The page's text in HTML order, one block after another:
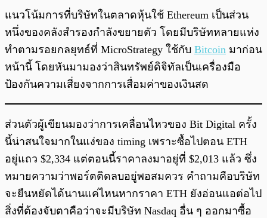
แนวโน้มการที่บริษัทในตลาดหุ้นใช้ Ethereum เป็นส่วน
หนึ่งของคลังสำรองกำลังขยายตัว โดยมีบริษัทหลายแห่ง
ทำตามรอยกลยุทธ์ที่ MicroStrategy ใช้กับ Bitcoin มาก่อน
หน้านี้ โดยหันมามองว่าสินทรัพย์ดิจิทัลเป็นเครื่องมือ
ป้องกันความเสี่ยงจากการเสื่อมค่าของเงินสด
ส่วนตัวผู้เขียนมองว่าการเคลื่อนไหวของ Bit Digital ครั้ง
นี้น่าสนใจมากในแง่ของ timing เพราะซื้อไปตอน ETH
อยู่แถว $2,334 แต่ตอนนี้ราคาลงมาอยู่ที่ $2,013 แล้ว ซึ่ง
หมายความว่าพอร์ตติดลบอยู่พอสมควร คำถามคือบริษัท
จะยืนหยัดได้นานแค่ไหนหากราคา ETH ยังอ่อนแอต่อไป
สิ่งที่ต้องจับตาคือว่าจะมีบริษัท Nasdaq อื่น ๆ ออกมาซื้อ